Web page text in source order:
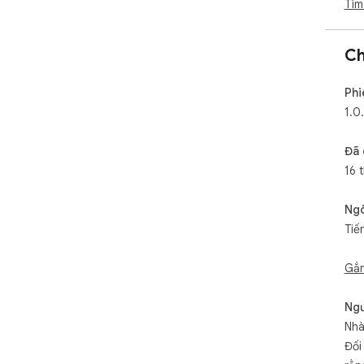
Đã
16
Đối